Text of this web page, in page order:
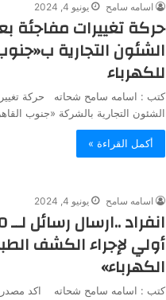
اسامه سامح يونيو 4, 2024
حركة تغييرات مفاجئة
الشئون التجارية
للكهرباء
كتب : اسامه سامح شحاته حركة
الشئون التجارية بالشركة «جنوب
أكمل القراءة »
اسامه سامح يونيو 4, 2024
أولي لإجراء الكشف
الكهرباء»
كتب : اسامه سامح شحاته اكد مصدر